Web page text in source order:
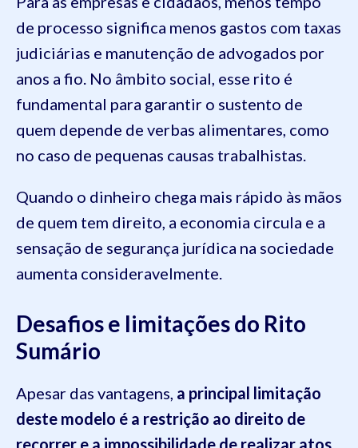
de processo significa menos gastos com taxas
judiciárias e manutenção de advogados por
anos a fio. No âmbito social, esse rito é
fundamental para garantir o sustento de
quem depende de verbas alimentares, como
no caso de pequenas causas trabalhistas.
Quando o dinheiro chega mais rápido às mãos
de quem tem direito, a economia circula e a
sensação de segurança jurídica na sociedade
aumenta consideravelmente.
Desafios e limitações do Rito
Sumário
Apesar das vantagens, a principal limitação
deste modelo é a restrição ao direito de
recorrer e a impossibilidade de realizar atos